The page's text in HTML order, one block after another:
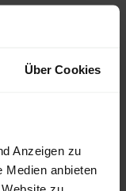
Über Cookies
Anzeigen zu
Medien anbieten